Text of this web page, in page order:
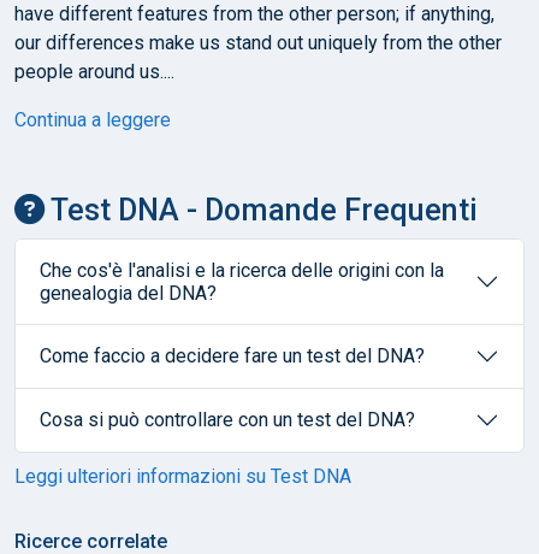
have different features from the other person; if anything,
our differences make us stand out uniquely from the other
people around us....
Continua a leggere
Test DNA - Domande Frequenti
Che cos'è l'analisi e la ricerca delle origini con la
genealogia del DNA?
Come faccio a decidere fare un test del DNA?
Cosa si può controllare con un test del DNA?
Leggi ulteriori informazioni su Test DNA
Ricerce correlate